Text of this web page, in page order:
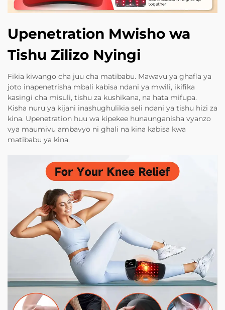
Upenetration Mwisho wa
Tishu Zilizo Nyingi
Fikia kiwango cha juu cha matibabu. Mawavu ya ghafla ya
joto inapenetrisha mbali kabisa ndani ya mwili, ikifika
kasingi cha misuli, tishu za kushikana, na hata mifupa.
Kisha nuru ya kijani inashughulikia seli ndani ya tishu hizi za
kina. Upenetration huu wa kipekee hunaunganisha vyanzo
vya maumivu ambavyo ni ghali na kina kabisa kwa
matibabu ya kina.